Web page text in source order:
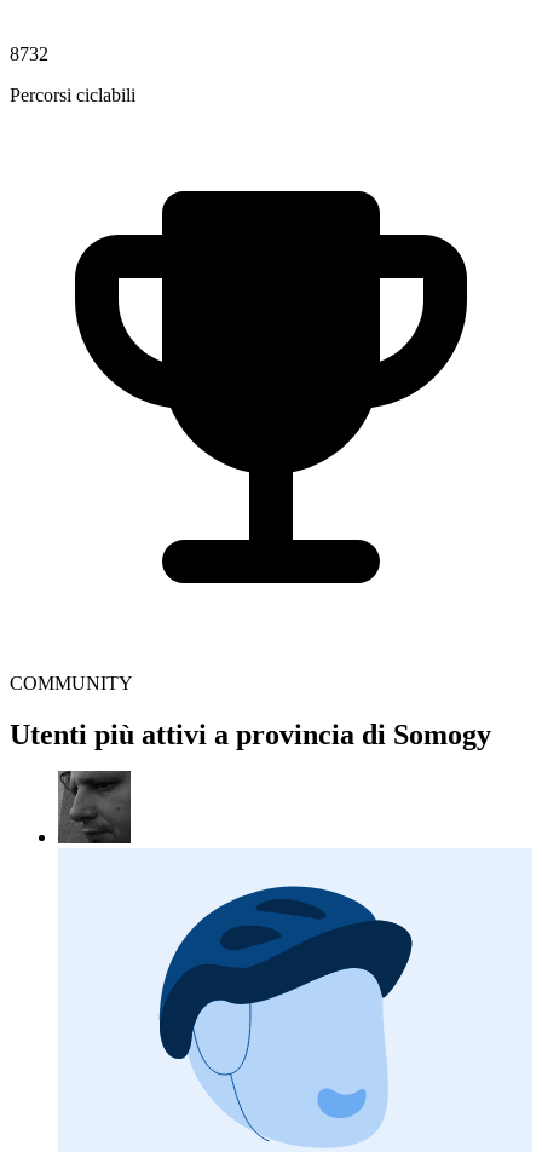
8732
Percorsi ciclabili
COMMUNITY
Utenti più attivi a provincia di Somogy